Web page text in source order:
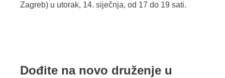
Zagreb) u utorak, 14. siječnja, od 17 do 19 sati.
Dođite na novo druženje u